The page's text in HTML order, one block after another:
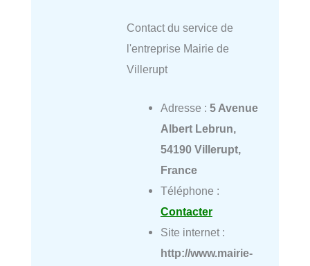
Contact du service de
l'entreprise Mairie de
Villerupt
Adresse : 5 Avenue
Albert Lebrun,
54190 Villerupt,
France
Téléphone :
Contacter
Site internet :
http://www.mairie-